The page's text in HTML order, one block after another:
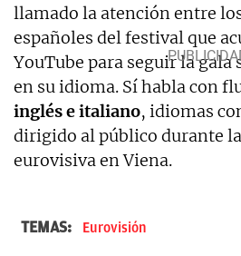
llamado la atención entre
españoles del festival que
YouTube para seguir la
en su idioma. Sí habla con
inglés e italiano, idiomas
dirigido al público durante
eurovisiva en Viena.
TEMAS: Eurovisión